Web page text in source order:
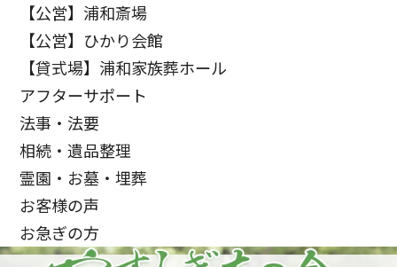
【公営】浦和斎場
【公営】ひかり会館
【貸式場】浦和家族葬ホール
アフターサポート
法事・法要
相続・遺品整理
霊園・お墓・埋葬
お客様の声
お急ぎの方